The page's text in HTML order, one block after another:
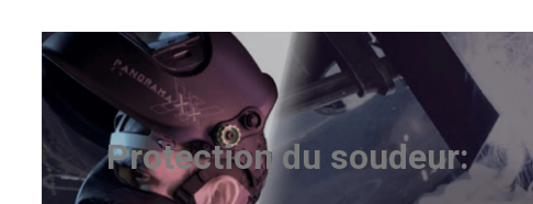
Protection du soudeur: